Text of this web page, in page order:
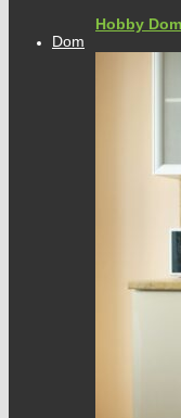
Hobby Dom
Dom